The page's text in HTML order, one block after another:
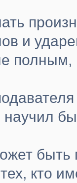
и
научил
быть
кто